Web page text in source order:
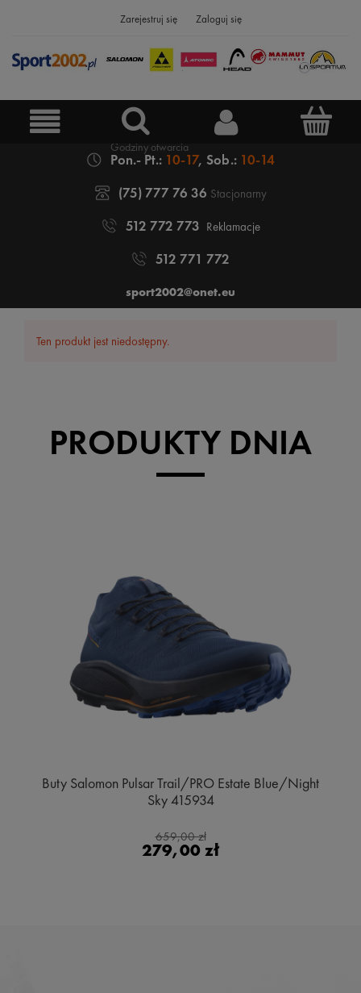
Zarejestruj się Zaloguj się
Pon.- Pt.: 10-17, Sob.: 10-14
(75) 777 76 36 Stacjonarny
512 772 773 Reklamacje
512 771 772
sport2002@onet.eu
Ten produkt jest niedostępny.
PRODUKTY DNIA
Buty Salomon Pulsar Trail/PRO Estate Blue/Night
Sky 415934
659,00 zł
279,00 zł